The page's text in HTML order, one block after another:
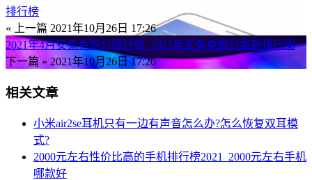
排行榜
« 上一篇 2021年10月26日 17:26
2021年4月安兔兔跑分排行榜_2021年安兔兔跑分最新排行图
下一篇 » 2021年10月26日 17:26
相关文章
小米air2se耳机只有一边有声音怎么办?怎么恢复双耳模
式?
2000元左右性价比高的手机排行榜2021_2000元左右手机
哪款好